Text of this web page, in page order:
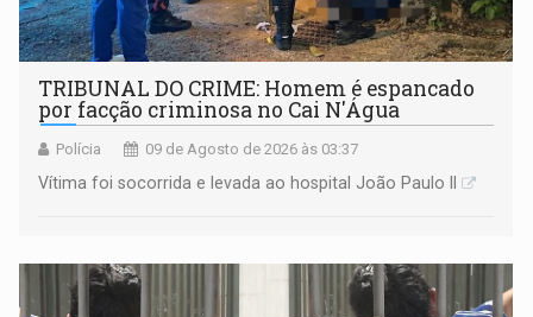
TRIBUNAL DO CRIME: Homem é espancado
por facção criminosa no Cai N'Água
Polícia 09 de Agosto de 2026 às 03:37
Vítima foi socorrida e levada ao hospital João Paulo II